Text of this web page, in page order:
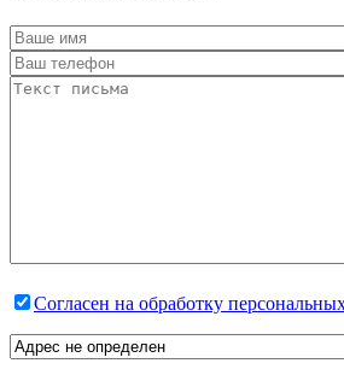
Согласен на обработку